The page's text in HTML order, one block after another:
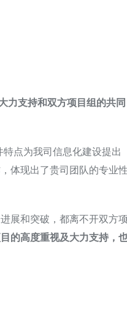
力支持和双方项目组的共同
点为我司信息化建设提出
体现出了贵司团队的专业
展和突破，都离不开双方
的高度重视及大力支持，